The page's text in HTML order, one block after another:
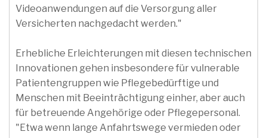
Videoanwendungen auf die Versorgung aller
Versicherten nachgedacht werden."
Erhebliche Erleichterungen mit diesen technischen
Innovationen gehen insbesondere für vulnerable
Patientengruppen wie Pflegebedürftige und
Menschen mit Beeinträchtigung einher, aber auch
für betreuende Angehörige oder Pflegepersonal.
"Etwa wenn lange Anfahrtswege vermieden oder